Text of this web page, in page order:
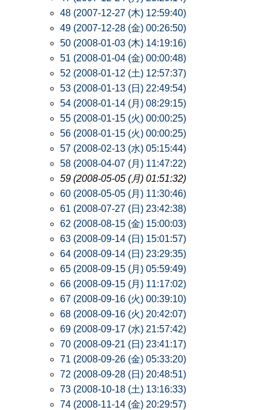
48 (2007-12-27 (木) 12:59:40)
49 (2007-12-28 (金) 00:26:50)
50 (2008-01-03 (木) 14:19:16)
51 (2008-01-04 (金) 00:00:48)
52 (2008-01-12 (土) 12:57:37)
53 (2008-01-13 (日) 22:49:54)
54 (2008-01-14 (月) 08:29:15)
55 (2008-01-15 (火) 00:00:25)
56 (2008-01-15 (火) 00:00:25)
57 (2008-02-13 (水) 05:15:44)
58 (2008-04-07 (月) 11:47:22)
59 (2008-05-05 (月) 01:51:32)
60 (2008-05-05 (月) 11:30:46)
61 (2008-07-27 (日) 23:42:38)
62 (2008-08-15 (金) 15:00:03)
63 (2008-09-14 (日) 15:01:57)
64 (2008-09-14 (日) 23:29:35)
65 (2008-09-15 (月) 05:59:49)
66 (2008-09-15 (月) 11:17:02)
67 (2008-09-16 (火) 00:39:10)
68 (2008-09-16 (火) 20:42:07)
69 (2008-09-17 (水) 21:57:42)
70 (2008-09-21 (日) 23:41:17)
71 (2008-09-26 (金) 05:33:20)
72 (2008-09-28 (日) 20:48:51)
73 (2008-10-18 (土) 13:16:33)
74 (2008-11-14 (金) 20:29:57)